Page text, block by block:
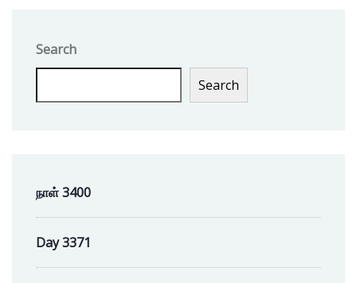
Search
Search
நாள் 3400
Day 3371